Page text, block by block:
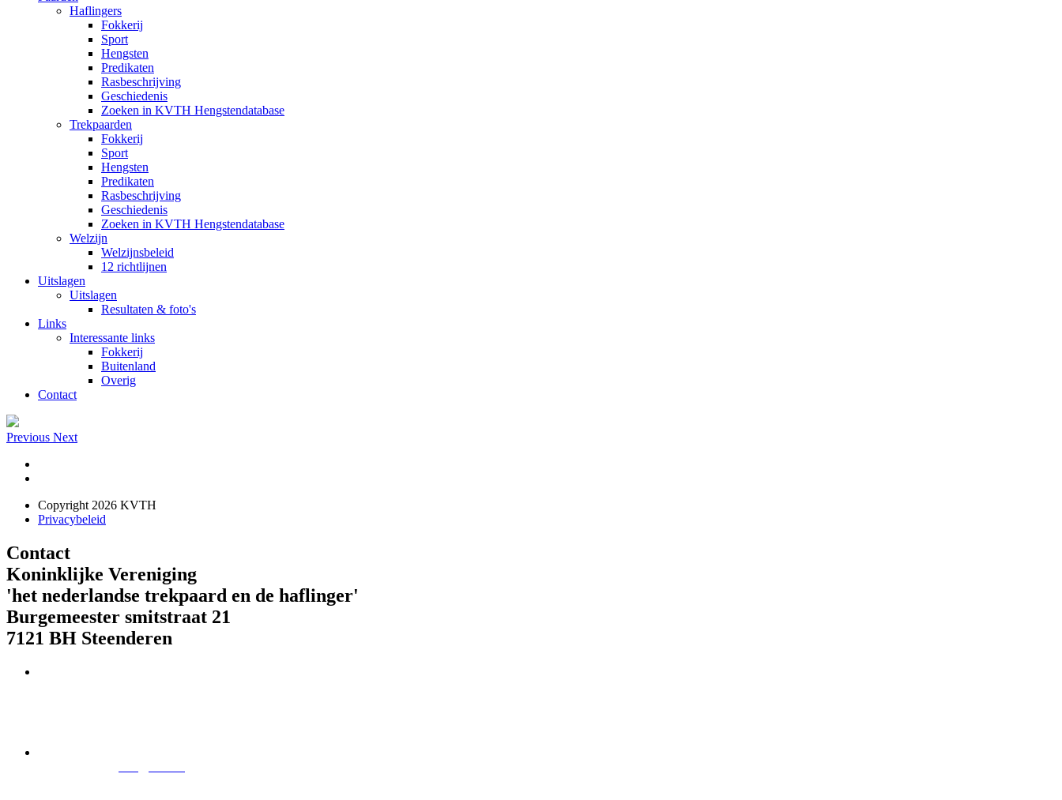
Haflingers
Fokkerij
Sport
Hengsten
Predikaten
Rasbeschrijving
Geschiedenis
Zoeken in KVTH Hengstendatabase
Trekpaarden
Fokkerij
Sport
Hengsten
Predikaten
Rasbeschrijving
Geschiedenis
Zoeken in KVTH Hengstendatabase
Welzijn
Welzijnsbeleid
12 richtlijnen
Uitslagen
Uitslagen
Resultaten & foto's
Links
Interessante links
Fokkerij
Buitenland
Overig
Contact
Previous Next
Copyright 2026 KVTH
Privacybeleid
Contact
Koninklijke Vereniging
'het nederlandse trekpaard en de haflinger'
Burgemeester smitstraat 21
7121 BH Steenderen